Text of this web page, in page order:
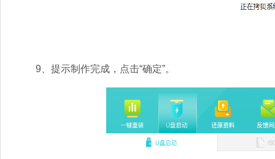
9、提示制作完成，点击“确定”。